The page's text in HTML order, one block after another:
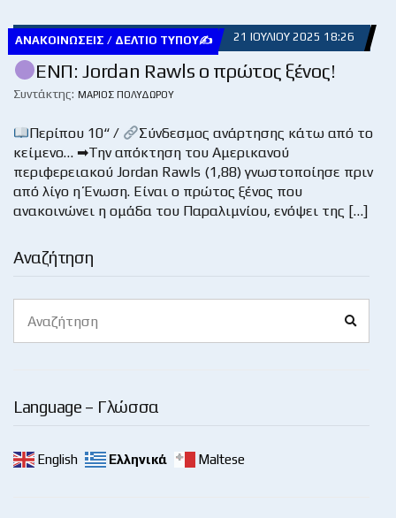
Αναζήτηση
for:
Language – Γλώσσα
English Ελληνικά Maltese
ΑΝΑΚΟΙΝΏΣΕΙΣ / ΔΕΛΤΊΟ ΤΎΠΟΥ✍ 21 ΙΟΥΛΊΟΥ 2025 18:26
ΕΝΠ: Jordan Rawls o πρώτος ξένος!
Συντάκτης: ΜΆΡΙΟΣ ΠΟΛΥΔΏΡΟΥ
Περίπου 10“ /
Σύνδεσμος ανάρτησης κάτω από το
κείμενο… ➡Την απόκτηση του Αμερικανού
περιφερειακού Jordan Rawls (1,88) γνωστοποίησε πριν
από λίγο η Ένωση. Είναι ο πρώτος ξένος που
ανακοινώνει η ομάδα του Παραλιμνίου, ενόψει της […]